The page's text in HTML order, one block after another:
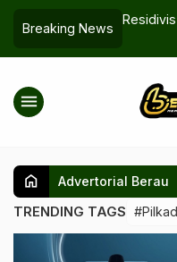
Breaking News
Beraksi Lagi di Berau
menu
home Advertorial Berau
TRENDING TAGS